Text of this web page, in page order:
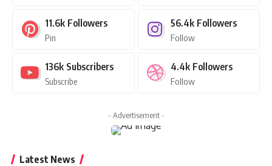
11.6k Followers
Pin
56.4k Followers
Follow
136k Subscribers
Subscribe
4.4k Followers
Follow
- Advertisement -
Latest News